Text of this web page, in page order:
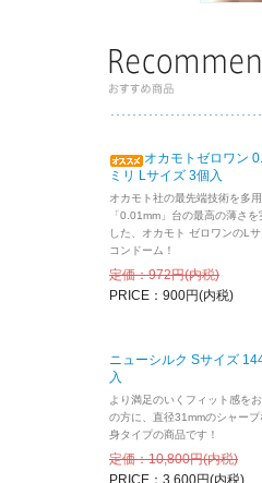
オカモトゼロワン
ミリ Lサイズ 3個入
オカモト社の最先端技術を多用
「0.01mm」台の最高の薄さを
した、オカモト ゼロワンのL
コンドーム！
定価：972円(内税)
PRICE：900円(内税)
ニューシルク Sサイズ
入
より満足のいくフィット感を
の方に、直径31mmのシャープ
身タイプの商品です！
定価：10,800円(内税)
PRICE：3,600円(内税)